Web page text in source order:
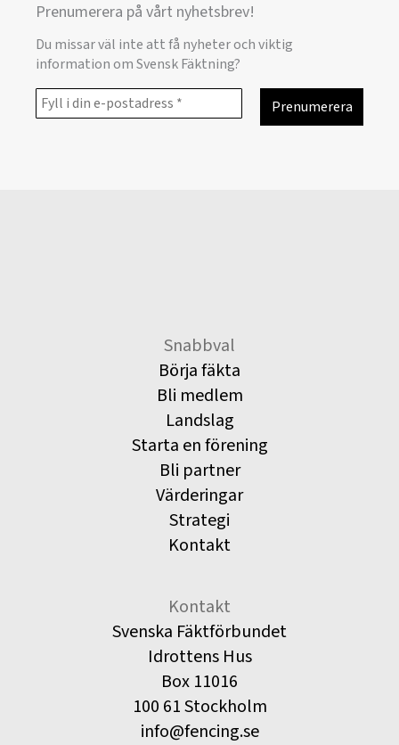
Prenumerera på vårt nyhetsbrev!
Du missar väl inte att få nyheter och viktig
information om Svensk Fäktning?
Snabbval
Börja fäkta
Bli medlem
Landslag
Starta en förening
Bli partner
Värderingar
Strategi
Kontakt
Kontakt
Svenska Fäktförbundet
Idrottens Hus
Box 11016
100 61 Stockholm
info@fencing.se